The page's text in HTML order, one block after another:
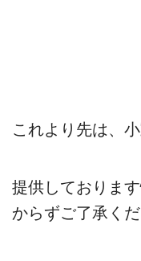
これより先は、
提供しておりま
からずご了承くだ